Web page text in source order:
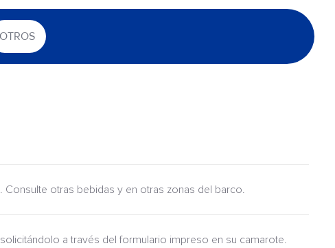
OTROS
Consulte otras bebidas y en otras zonas del barco.
a través del formulario impreso en su camarote.